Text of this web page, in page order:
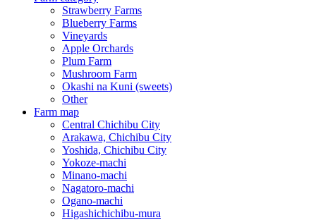
Strawberry Farms
Blueberry Farms
Vineyards
Apple Orchards
Plum Farm
Mushroom Farm
Okashi na Kuni (sweets)
Other
Farm map
Central Chichibu City
Arakawa, Chichibu City
Yoshida, Chichibu City
Yokoze-machi
Minano-machi
Nagatoro-machi
Ogano-machi
Higashichichibu-mura